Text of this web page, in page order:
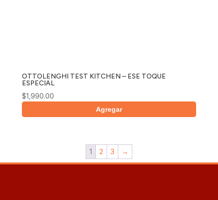
OTTOLENGHI TEST KITCHEN – ESE TOQUE
ESPECIAL
$1,990.00
Agregar
1 2 3 →